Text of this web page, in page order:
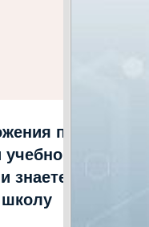
по
знаете,
школу